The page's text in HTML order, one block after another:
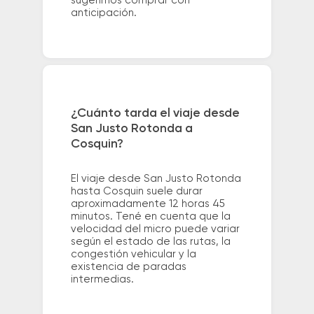
anticipación.
¿Cuánto tarda el viaje desde
San Justo Rotonda a
Cosquin?
El viaje desde San Justo Rotonda
hasta Cosquin suele durar
aproximadamente 12 horas 45
minutos. Tené en cuenta que la
velocidad del micro puede variar
según el estado de las rutas, la
congestión vehicular y la
existencia de paradas
intermedias.